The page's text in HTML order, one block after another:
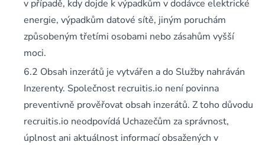
v případě, kdy dojde k výpadkům v dodávce elektrické
energie, výpadkům datové sítě, jiným poruchám
způsobeným třetími osobami nebo zásahům vyšší
moci.
Obsah inzerátů je vytvářen a do Služby nahráván
Inzerenty. Společnost recruitis.io není povinna
preventivně prověřovat obsah inzerátů. Z toho důvodu
recruitis.io neodpovídá Uchazečům za správnost,
úplnost ani aktuálnost informací obsažených v